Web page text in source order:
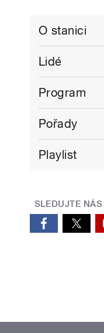
O stanici
Lidé
Program
Pořady
Playlist
SLEDUJTE NÁS